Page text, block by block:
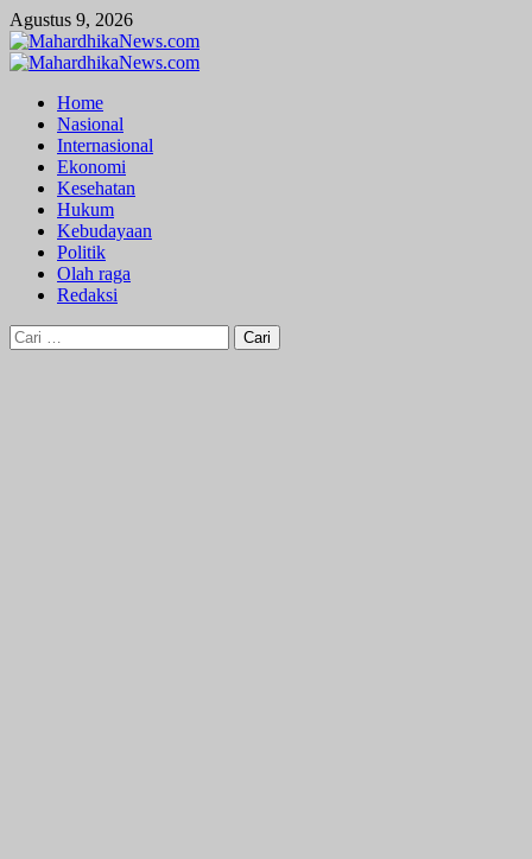
Skip
to
content
Agustus 9, 2026
Primary
Home
Nasional
Internasional
Ekonomi
Kesehatan
Hukum
Kebudayaan
Politik
Olah raga
Redaksi
Cari
untuk: